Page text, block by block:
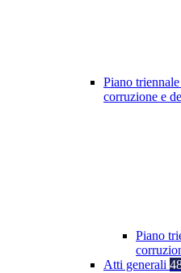
Piano
corruzione e
Piano
Atti generali